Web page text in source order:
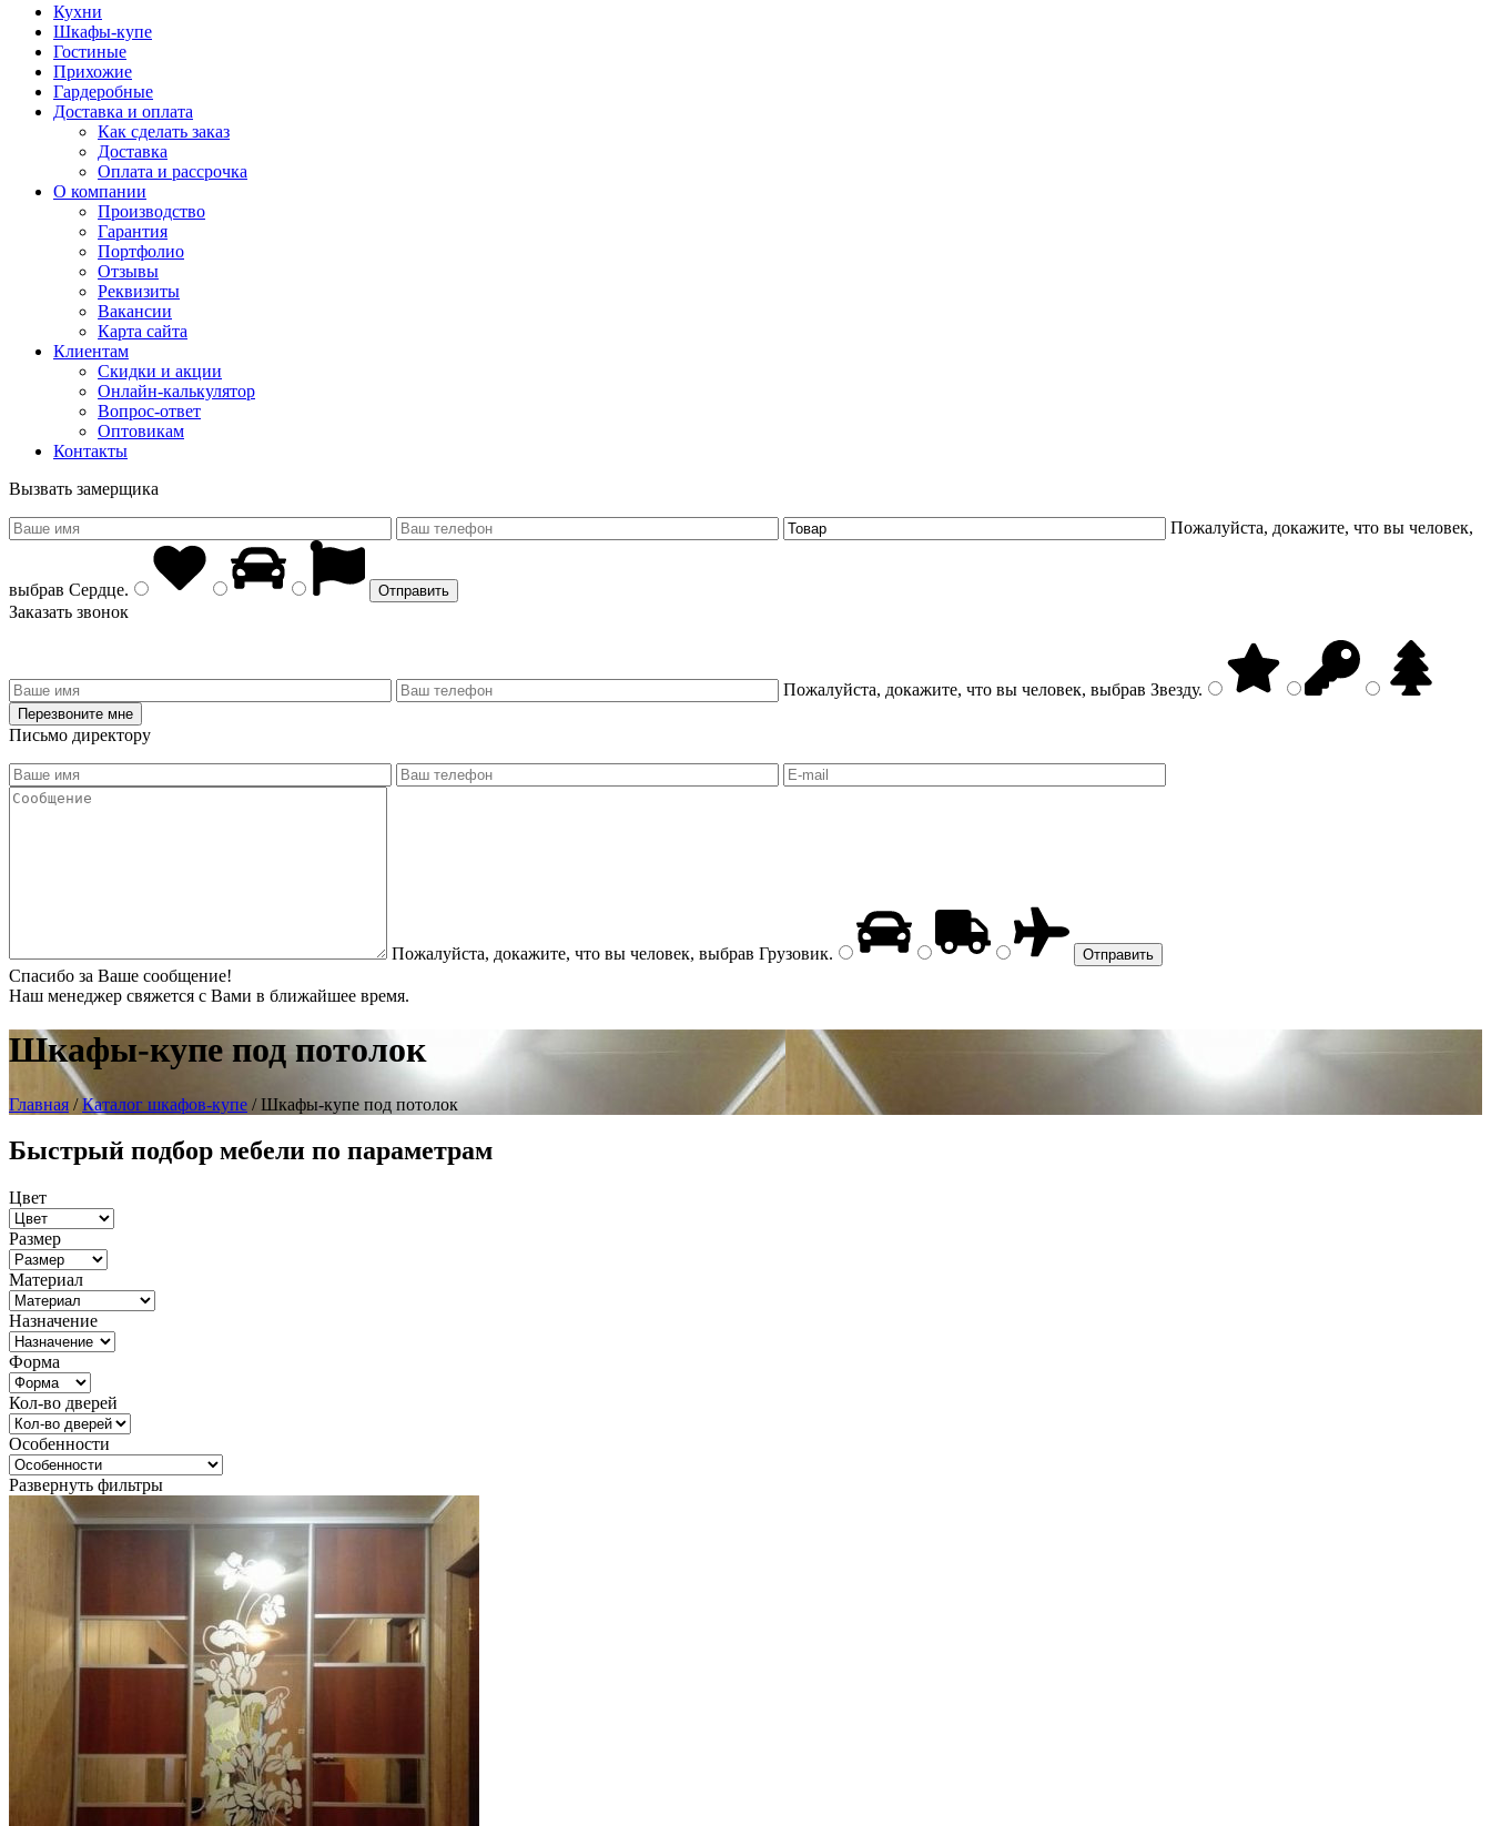
Кухни
Шкафы-купе
Гостиные
Прихожие
Гардеробные
Доставка и оплата
Как сделать заказ
Доставка
Оплата и рассрочка
О компании
Производство
Гарантия
Портфолио
Отзывы
Реквизиты
Вакансии
Карта сайта
Клиентам
Скидки и акции
Онлайн-калькулятор
Вопрос-ответ
Оптовикам
Контакты
Вызвать замерщика
Пожалуйста, докажите, что вы человек,
выбрав Сердце.
Заказать звонок
Пожалуйста, докажите, что вы человек, выбрав Звезду.
Письмо директору
Пожалуйста, докажите, что вы человек, выбрав Грузовик.
Спасибо за Ваше сообщение!
Наш менеджер свяжется с Вами в ближайшее время.
Шкафы-купе под потолок
Главная /Каталог шкафов-купе / Шкафы-купе под потолок
Быстрый подбор мебели по параметрам
Цвет
Размер
Материал
Назначение
Форма
Кол-во дверей
Особенности
Развернуть фильтры